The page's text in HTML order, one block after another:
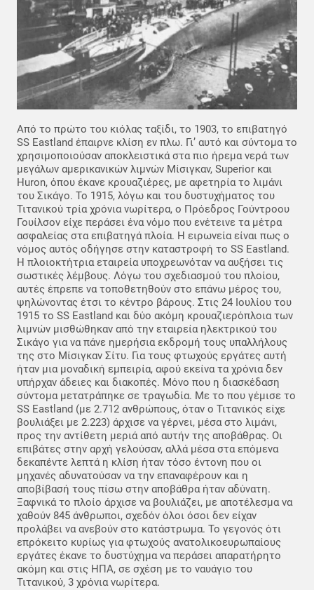
Από το πρώτο του κιόλας ταξίδι, το 1903, το επιβατηγό
SS Eastland έπαιρνε κλίση εν πλω. Γι’ αυτό και σύντομα το
χρησιμοποιούσαν αποκλειστικά στα πιο ήρεμα νερά των
μεγάλων αμερικανικών λιμνών Μίσιγκαν, Superior και
Huron, όπου έκανε κρουαζιέρες, με αφετηρία το λιμάνι
του Σικάγο. Το 1915, λόγω και του δυστυχήματος του
Τιτανικού τρία χρόνια νωρίτερα, ο Πρόεδρος Γούντροου
Γουίλσον είχε περάσει ένα νόμο που ενέτεινε τα μέτρα
ασφαλείας στα επιβατηγά πλοία. Η ειρωνεία είναι πως ο
νόμος αυτός οδήγησε στην καταστροφή το SS Eastland.
Η πλοιοκτήτρια εταιρεία υποχρεωνόταν να αυξήσει τις
σωστικές λέμβους. Λόγω του σχεδιασμού του πλοίου,
αυτές έπρεπε να τοποθετηθούν στο επάνω μέρος του,
ψηλώνοντας έτσι το κέντρο βάρους. Στις 24 Ιουλίου του
1915 το SS Eastland και δύο ακόμη κρουαζιερόπλοια των
λιμνών μισθώθηκαν από την εταιρεία ηλεκτρικού του
Σικάγο για να πάνε ημερήσια εκδρομή τους υπαλλήλους
της στο Μίσιγκαν Σίτυ. Για τους φτωχούς εργάτες αυτή
ήταν μια μοναδική εμπειρία, αφού εκείνα τα χρόνια δεν
υπήρχαν άδειες και διακοπές. Μόνο που η διασκέδαση
σύντομα μετατράπηκε σε τραγωδία. Με το που γέμισε το
SS Eastland (με 2.712 ανθρώπους, όταν ο Τιτανικός είχε
βουλιάξει με 2.223) άρχισε να γέρνει, μέσα στο λιμάνι,
προς την αντίθετη μεριά από αυτήν της αποβάθρας. Οι
επιβάτες στην αρχή γελούσαν, αλλά μέσα στα επόμενα
δεκαπέντε λεπτά η κλίση ήταν τόσο έντονη που οι
μηχανές αδυνατούσαν να την επαναφέρουν και η
αποβίβασή τους πίσω στην αποβάθρα ήταν αδύνατη.
Ξαφνικά το πλοίο άρχισε να βουλιάζει, με αποτέλεσμα να
χαθούν 845 άνθρωποι, σχεδόν όλοι όσοι δεν είχαν
προλάβει να ανεβούν στο κατάστρωμα. Το γεγονός ότι
επρόκειτο κυρίως για φτωχούς ανατολικοευρωπαίους
εργάτες έκανε το δυστύχημα να περάσει απαρατήρητο
ακόμη και στις ΗΠΑ, σε σχέση με το ναυάγιο του
Τιτανικού, 3 χρόνια νωρίτερα.